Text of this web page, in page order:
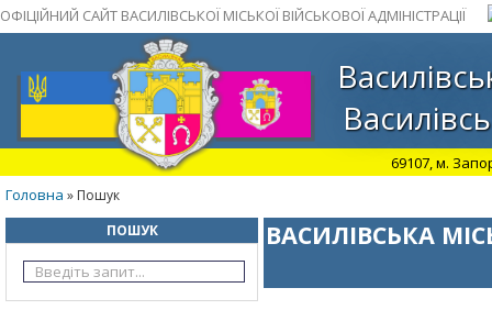
ОФІЦІЙНИЙ САЙТ ВАСИЛІВСЬКОЇ МІСЬКОЇ ВІЙСЬКОВОЇ АДМІНІСТРАЦІЇ
69107, м.
Головна » Пошук
ПОШУК
ВАСИЛІВСЬКА